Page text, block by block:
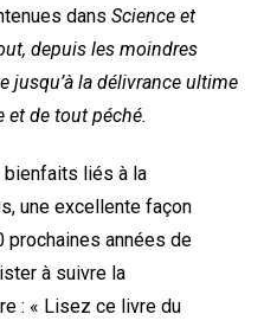
dans Science et
depuis les moindres
jusqu’à la délivrance ultime
et de tout péché.
bienfaits liés à la
une excellente façon
prochaines années de
à suivre la
: « Lisez ce livre du